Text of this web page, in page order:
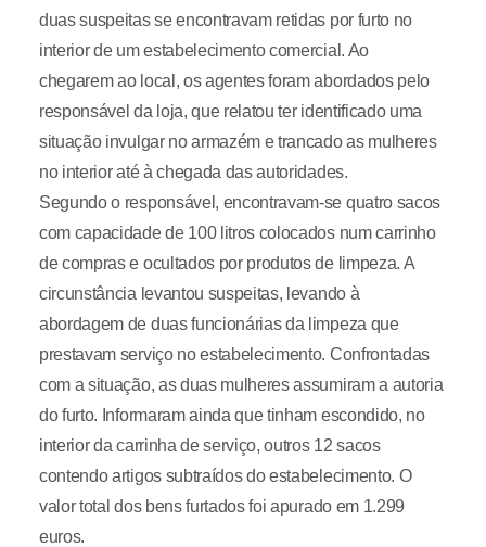
duas suspeitas se encontravam retidas por furto no
interior de um estabelecimento comercial. Ao
chegarem ao local, os agentes foram abordados pelo
responsável da loja, que relatou ter identificado uma
situação invulgar no armazém e trancado as mulheres
no interior até à chegada das autoridades.
Segundo o responsável, encontravam-se quatro sacos
com capacidade de 100 litros colocados num carrinho
de compras e ocultados por produtos de limpeza. A
circunstância levantou suspeitas, levando à
abordagem de duas funcionárias da limpeza que
prestavam serviço no estabelecimento. Confrontadas
com a situação, as duas mulheres assumiram a autoria
do furto. Informaram ainda que tinham escondido, no
interior da carrinha de serviço, outros 12 sacos
contendo artigos subtraídos do estabelecimento. O
valor total dos bens furtados foi apurado em 1.299
euros.